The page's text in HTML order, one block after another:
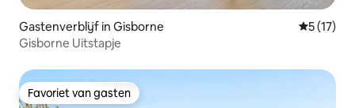
Gastenverblijf in Gisborne
5 (17)
Gisborne Uitstapje
Favoriet van gasten
Favoriet van gasten